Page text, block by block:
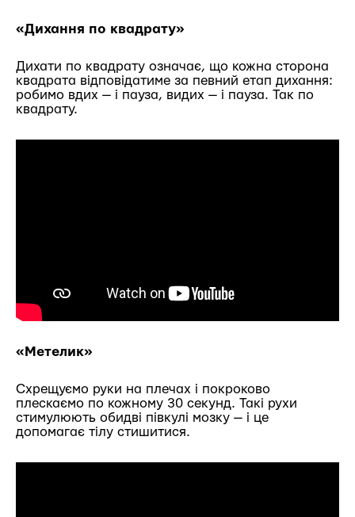
«Дихання по квадрату»
Дихати по квадрату означає, що кожна сторона
квадрата відповідатиме за певний етап дихання:
робимо вдих — і пауза, видих — і пауза. Так по
квадрату.
«Метелик»
Схрещуємо руки на плечах і покроково
плескаємо по кожному 30 секунд. Такі рухи
стимулюють обидві півкулі мозку — і це
допомагає тілу стишитися.